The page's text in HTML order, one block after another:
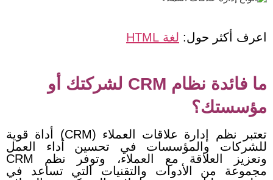
اعرف أكثر حول: لغة HTML
ما فائدة نظام CRM لشركتك أو
مؤسستك؟
تعتبر نظم إدارة علاقات العملاء (CRM) أداة قوية
للشركات والمؤسسات في تحسين أداء العمل
وتعزيز العلاقة مع العملاء، وتوفر نظم CRM
مجموعة من الأدوات والتقنيات التي تساعد في